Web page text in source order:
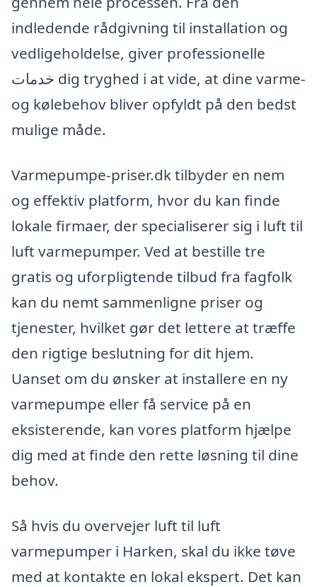
indledende rådgivning til installation og
vedligeholdelse, giver professionelle
خدمات dig tryghed i at vide, at dine varme-
og kølebehov bliver opfyldt på den bedst
mulige måde.
Varmepumpe-priser.dk tilbyder en nem
og effektiv platform, hvor du kan finde
lokale firmaer, der specialiserer sig i luft til
luft varmepumper. Ved at bestille tre
gratis og uforpligtende tilbud fra fagfolk
kan du nemt sammenligne priser og
tjenester, hvilket gør det lettere at træffe
den rigtige beslutning for dit hjem.
Uanset om du ønsker at installere en ny
varmepumpe eller få service på en
eksisterende, kan vores platform hjælpe
dig med at finde den rette løsning til dine
behov.
Så hvis du overvejer luft til luft
varmepumper i Harken, skal du ikke tøve
med at kontakte en lokal ekspert. Det kan